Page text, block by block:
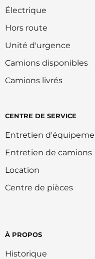
Électrique
Hors route
Unité d'urgence
Camions disponibles
Camions livrés
CENTRE DE SERVICE
Entretien
Entretien de camions
Location
Centre de pièces
À PROPOS
Historique